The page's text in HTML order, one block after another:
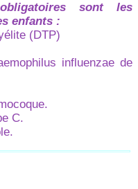
sont les
enfants :
(DTP)
influenzae de
C.